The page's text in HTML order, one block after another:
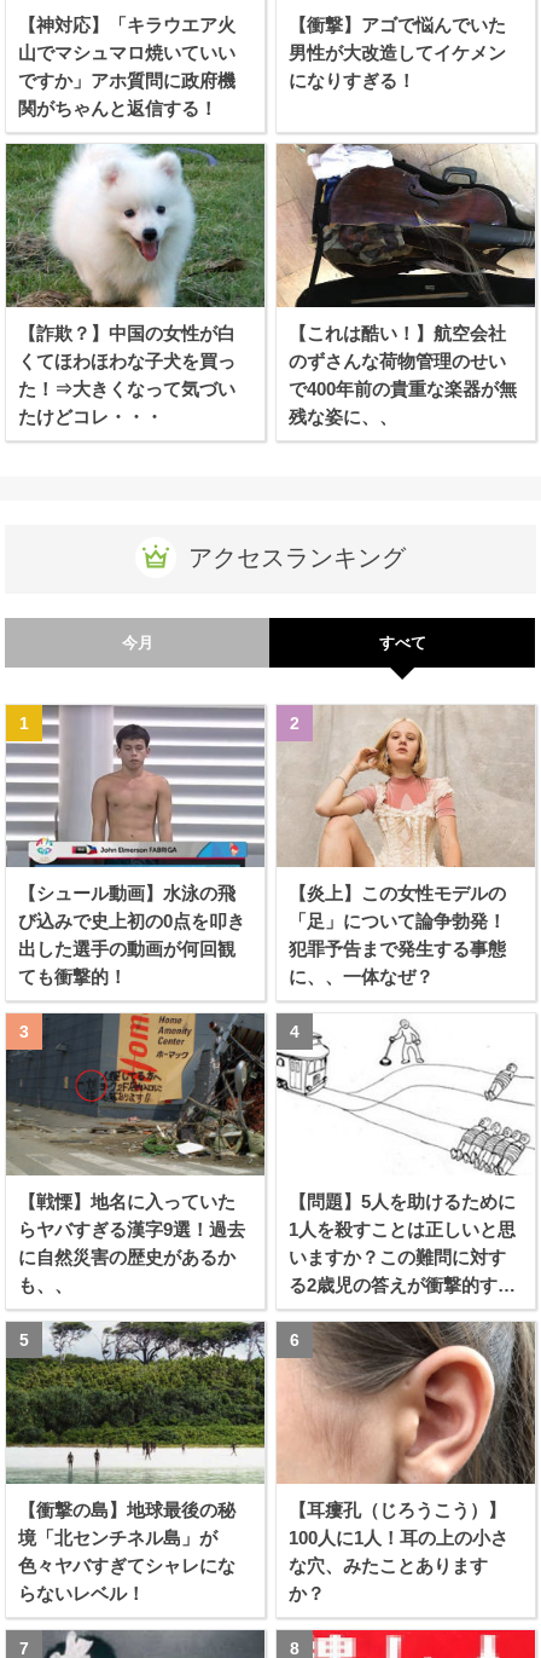
【神対応】「キラウエア火
山でマシュマロ焼いていい
ですか」アホ質問に政府機
関がちゃんと返信する！
【衝撃】アゴで悩んでいた
男性が大改造してイケメン
になりすぎる！
【詐欺？】中国の女性が白
くてほわほわな子犬を買っ
た！⇒大きくなって気づい
たけどコレ・・・
【これは酷い！】航空会社
のずさんな荷物管理のせい
で400年前の貴重な楽器が無
残な姿に、、
アクセスランキング
今月 すべて
【シュール動画】水泳の飛
び込みで史上初の0点を叩き
出した選手の動画が何回観
ても衝撃的！
【炎上】この女性モデルの
「足」について論争勃発！
犯罪予告まで発生する事態
に、、一体なぜ？
【戦慄】地名に入っていた
らヤバすぎる漢字9選！過去
に自然災害の歴史があるか
も、、
【問題】5人を助けるために
1人を殺すことは正しいと思
いますか？この難問に対す
る2歳児の答えが衝撃的すぎ
る！！
【衝撃の島】地球最後の秘
境「北センチネル島」が
色々ヤバすぎてシャレにな
らないレベル！
【耳瘻孔（じろうこう）】
100人に1人！耳の上の小さ
な穴、みたことあります
か？